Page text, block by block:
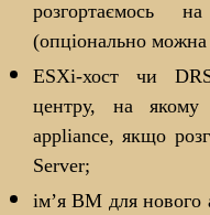
розгортаємось
(опціонально
ESXi-хост чи
центру, на якому
appliance, якщо
Server;
ім’я ВМ для нового